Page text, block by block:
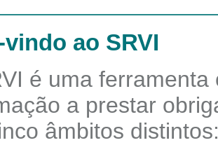
vindo ao SRVI
é uma
a prestar
âmbitos